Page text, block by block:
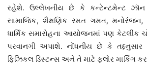
રહેશે. ઉલ્લેખનીય છે કે કન્ટેન્ટમેન્ટ ઝૉન
સામાજિક, શૈક્ષણિક રમત ગમત, મનોરંજન,
ધાર્મિક સમારોહના આયોજનમાં પણ કેટલીક
પરવાનગી અપાશે. નોંધનીય છે કે
ફિઝિકલ ડિસ્ટન્સ અને તે માટે ફ્લોર માર્કિંગ